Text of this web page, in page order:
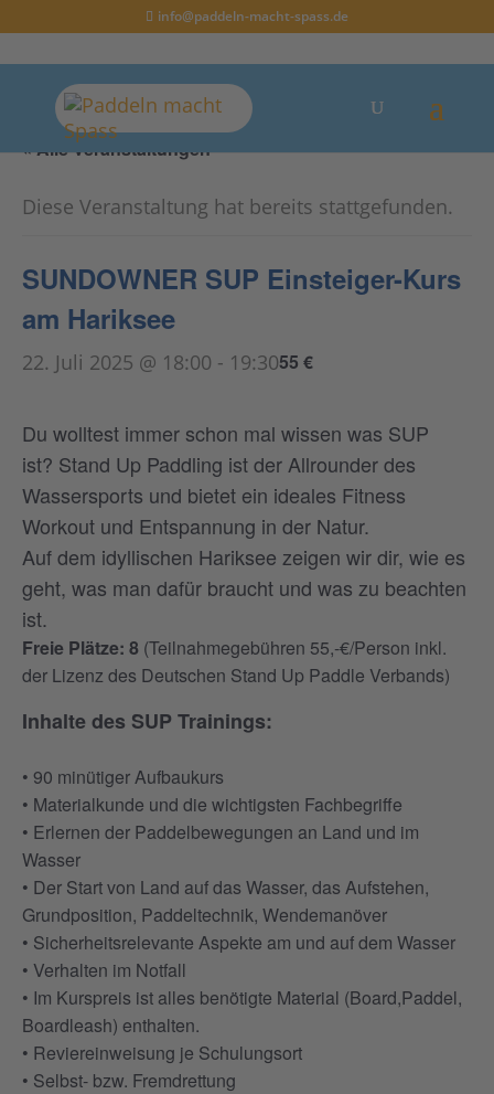
info@paddeln-macht-spass.de
« Alle Veranstaltungen
Diese Veranstaltung hat bereits stattgefunden.
SUNDOWNER SUP Einsteiger-Kurs
am Hariksee
22. Juli 2025 @ 18:00 - 19:3055 €
Du wolltest immer schon mal wissen was SUP
ist? Stand Up Paddling ist der Allrounder des
Wassersports und bietet ein ideales Fitness
Workout und Entspannung in der Natur.
Auf dem idyllischen Hariksee zeigen wir dir, wie es
geht, was man dafür braucht und was zu beachten
ist.
Freie Plätze: 8 (Teilnahmegebühren 55,-€/Person inkl.
der Lizenz des Deutschen Stand Up Paddle Verbands)
Inhalte des SUP Trainings:
• 90 minütiger Aufbaukurs
• Materialkunde und die wichtigsten Fachbegriffe
• Erlernen der Paddelbewegungen an Land und im
Wasser
• Der Start von Land auf das Wasser, das Aufstehen,
Grundposition, Paddeltechnik, Wendemanöver
• Sicherheitsrelevante Aspekte am und auf dem Wasser
• Verhalten im Notfall
• Im Kurspreis ist alles benötigte Material (Board,Paddel,
Boardleash) enthalten.
• Reviereinweisung je Schulungsort
• Selbst- bzw. Fremdrettung